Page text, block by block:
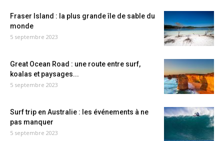
Fraser Island : la plus grande île de sable du
monde
5 septembre 2023
Great Ocean Road : une route entre surf,
koalas et paysages...
5 septembre 2023
Surf trip en Australie : les événements à ne
pas manquer
5 septembre 2023